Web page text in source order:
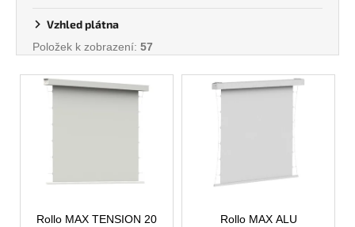
Vzhled plátna
Položek k zobrazení: 57
V
Rollo MAX TENSION 20
Rollo MAX ALU